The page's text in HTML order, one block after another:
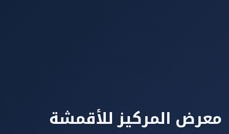
المركيز للأقمشة